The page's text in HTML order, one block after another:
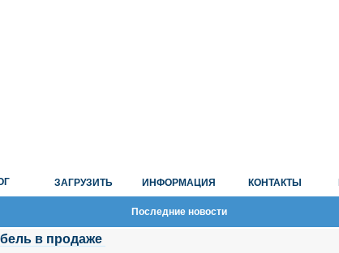
ЗАГРУЗИТЬ ИНФОРМАЦИЯ КОНТАКТЫ
Последние новости
в продаже